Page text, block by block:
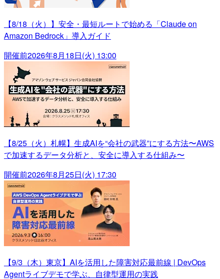
【8/18（火）】安全・最短ルートで始める「Claude on
Amazon Bedrock」導入ガイド
開催前2026年8月18日(火) 13:00
【8/25（火）札幌】生成AIを“会社の武器”にする方法〜AWS
で加速するデータ分析と、安全に導入する仕組み〜
開催前2026年8月25日(火) 17:30
【9/3（木）東京】AIを活用した障害対応最前線 | DevOps
Agentライブデモで学ぶ、自律型運用の実践